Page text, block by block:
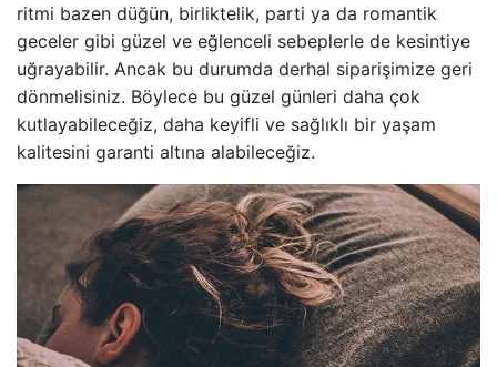
ritmi bazen düğün, birliktelik, parti ya da romantik
geceler gibi güzel ve eğlenceli sebeplerle de kesintiye
uğrayabilir. Ancak bu durumda derhal siparişimize geri
dönmelisiniz. Böylece bu güzel günleri daha çok
kutlayabileceğiz, daha keyifli ve sağlıklı bir yaşam
kalitesini garanti altına alabileceğiz.